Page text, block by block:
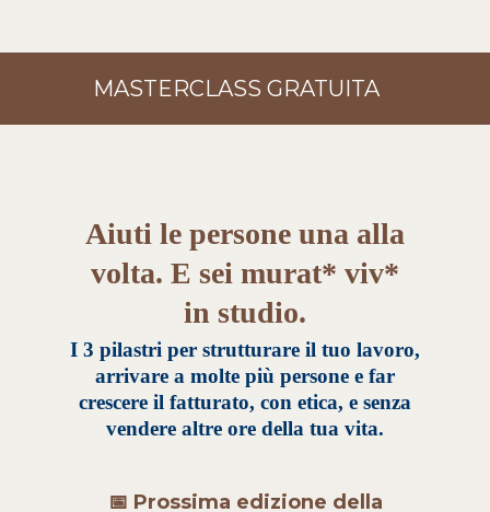
MASTERCLASS GRATUITA
Aiuti le persone una alla
volta. E sei murat* viv*
in studio.
I 3 pilastri per strutturare il tuo lavoro,
arrivare a molte più persone e far
crescere il fatturato, con etica, e senza
vendere altre ore della tua vita.
📅 Prossima edizione della